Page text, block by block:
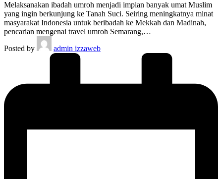
Melaksanakan ibadah umroh menjadi impian banyak umat Muslim
yang ingin berkunjung ke Tanah Suci. Seiring meningkatnya minat
masyarakat Indonesia untuk beribadah ke Mekkah dan Madinah,
pencarian mengenai travel umroh Semarang,…
Posted by
admin izzaweb